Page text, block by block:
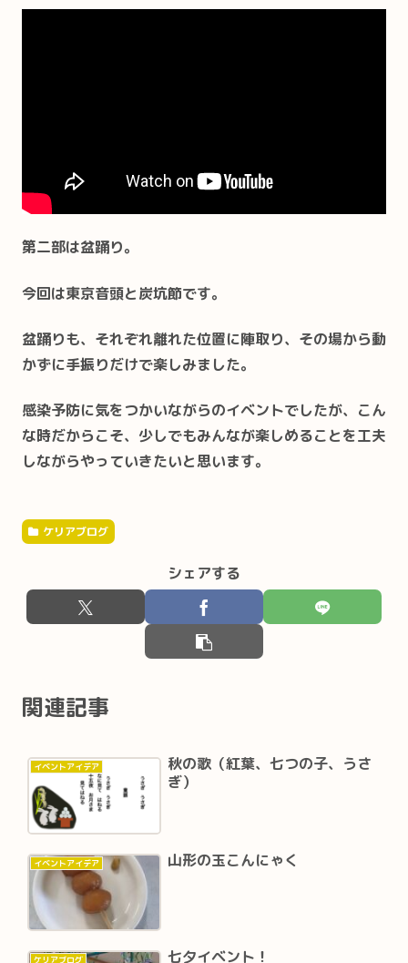
第二部は盆踊り。
今回は東京音頭と炭坑節です。
盆踊りも、それぞれ離れた位置に陣取り、その場から動
かずに手振りだけで楽しみました。
感染予防に気をつかいながらのイベントでしたが、こん
な時だからこそ、少しでもみんなが楽しめることを工夫
しながらやっていきたいと思います。
ケリアブログ
シェアする
関連記事
イベントアイデア
秋の歌（紅葉、七つの子、うさ
ぎ）
イベントアイデア 山形の玉こんにゃく
ケリアブログ 七夕イベント！